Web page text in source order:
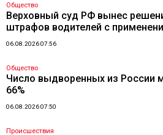
Общество
Верховный суд РФ вынес
штрафов водителей с
06.08.2026 07:56
Общество
Число выдворенных из России
66%
06.08.2026 07:50
Происшествия